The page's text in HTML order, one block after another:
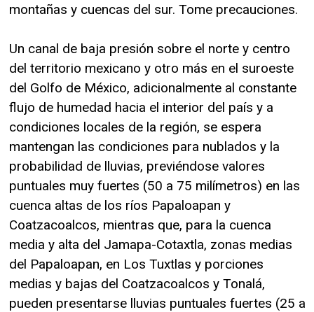
montañas y cuencas del sur. Tome precauciones.
Un canal de baja presión sobre el norte y centro
del territorio mexicano y otro más en el suroeste
del Golfo de México, adicionalmente al constante
flujo de humedad hacia el interior del país y a
condiciones locales de la región, se espera
mantengan las condiciones para nublados y la
probabilidad de lluvias, previéndose valores
puntuales muy fuertes (50 a 75 milímetros) en las
cuenca altas de los ríos Papaloapan y
Coatzacoalcos, mientras que, para la cuenca
media y alta del Jamapa-Cotaxtla, zonas medias
del Papaloapan, en Los Tuxtlas y porciones
medias y bajas del Coatzacoalcos y Tonalá,
pueden presentarse lluvias puntuales fuertes (25 a